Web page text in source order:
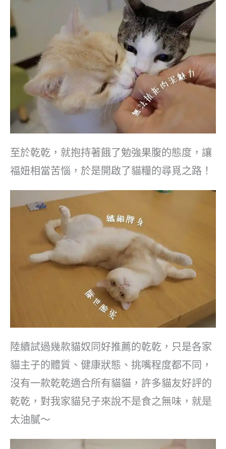
至於乾乾，就抱持著餓了勉強果腹的態度，讓
福妞相當苦惱，於是開啟了貓糧的尋覓之路！
陸續試過幾款貓奴同好推薦的乾乾，只是各家
貓主子的體質、健康狀態、挑嘴程度都不同，
沒有一款乾乾適合所有貓貓，許多貓友好評的
乾乾，對我家貓兒子來說不是食之無味，就是
太油膩～